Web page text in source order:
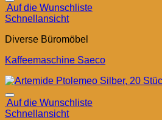
Auf die Wunschliste
Schnellansicht
Diverse Büromöbel
Kaffeemaschine Saeco
Auf die Wunschliste
Schnellansicht